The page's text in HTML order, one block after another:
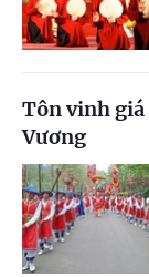
Tôn vinh
Vương